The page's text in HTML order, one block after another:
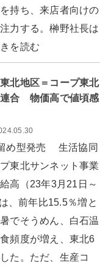
持ち、来店者向けの
力する。榊野社長は
を読む
北地区＝コープ東北
合 物価高で値頃感
め型発売 生活協同
東北サンネット事業
高（23年3月21日～
、前年比15.5％増と
でそうめん、白石温
頻度が増え、東北6
た。ただ、生産コ